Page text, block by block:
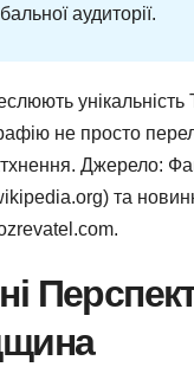
аудиторії.
унікальність
не просто
Джерело:
та